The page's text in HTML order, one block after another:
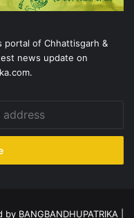
portal of Chhattisgarh &
news update on
BANGBANDHUPATRIKA |